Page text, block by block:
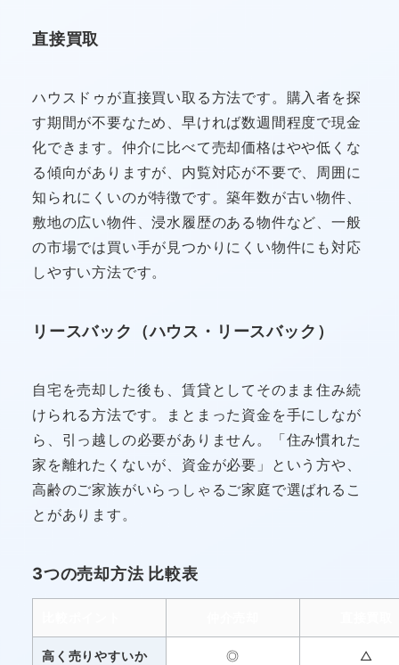
直接買取
ハウスドゥが直接買い取る方法です。購入者を探
す期間が不要なため、早ければ数週間程度で現金
化できます。仲介に比べて売却価格はやや低くな
る傾向がありますが、内覧対応が不要で、周囲に
知られにくいのが特徴です。築年数が古い物件、
敷地の広い物件、浸水履歴のある物件など、一般
の市場では買い手が見つかりにくい物件にも対応
しやすい方法です。
リースバック（ハウス・リースバック）
自宅を売却した後も、賃貸としてそのまま住み続
けられる方法です。まとまった資金を手にしなが
ら、引っ越しの必要がありません。「住み慣れた
家を離れたくないが、資金が必要」という方や、
高齢のご家族がいらっしゃるご家庭で選ばれるこ
とがあります。
3つの売却方法 比較表
高く売りやすいか ◎ △